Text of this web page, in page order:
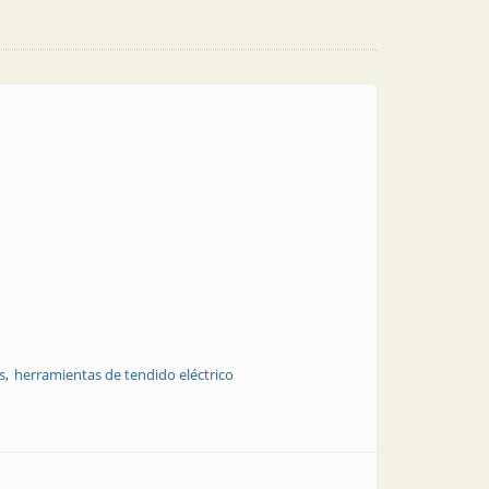
herramientas de tendido eléctrico